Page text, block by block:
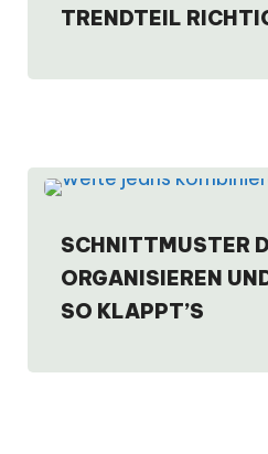
TRENDTEIL
SCHNITTMUSTER
ORGANISIEREN
SO KLAPPT’S